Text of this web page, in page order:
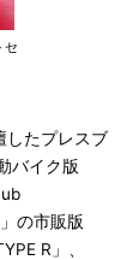
セ
したプレスブ
バイク版
の市販版
R」、